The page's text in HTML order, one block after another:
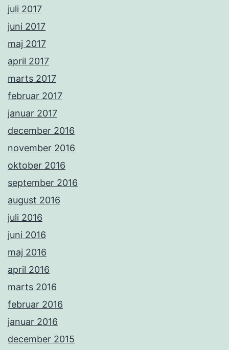
juli 2017
juni 2017
maj 2017
april 2017
marts 2017
februar 2017
januar 2017
december 2016
november 2016
oktober 2016
september 2016
august 2016
juli 2016
juni 2016
maj 2016
april 2016
marts 2016
februar 2016
januar 2016
december 2015